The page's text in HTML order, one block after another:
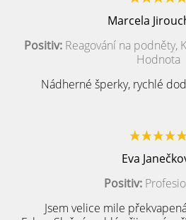
Marcela
Positiv:Reagování na podněty,
Hodnota
Nádherné šperky, rychlé
Eva
Positiv:
Jsem velice mile